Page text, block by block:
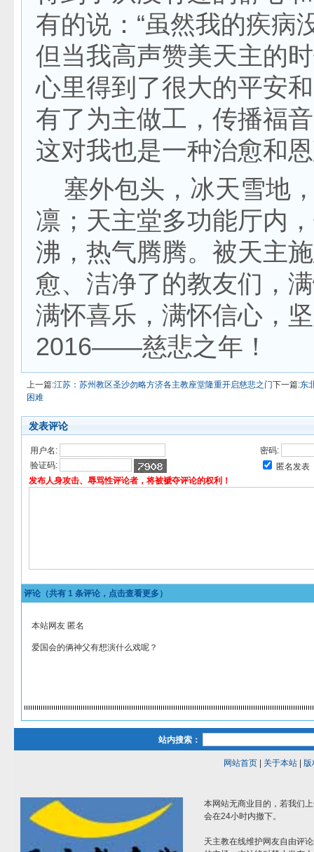
有的说：“虽然我的疾病
但当我高声赞美天主的
心里得到了很大的平安
有了为主做工，传播福
这对我也是一种治愈和
塞外包头，冰天雪地
凛；天主堂多功能厅内
沸，热气腾腾。被天主
愈、洁净了的教友们，
满怀喜乐，满怀信心，
2016——慈悲之年！
上一篇:江苏：苏州教区圣沙勿略方济各主教座堂隆重开启慈悲之门下一篇:东
困难
发表评论
用户名:
密码:
验证码:
匿名发表
发布人身攻击、辱骂性评论者，将被褫夺评论的权利！
评论（共有 1 条评论，点击查看更多）
本站网友 匿名
爱国会的俩神父有想演什么戏呢？
站内搜索：
网站首页| 关于本站| 版
本网站无商业目的，若我们
会在24小时内撤下。
天主教在线维护网友自由评